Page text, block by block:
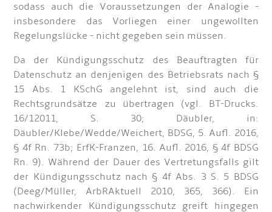
sodass auch die Voraussetzungen der Analogie -
insbesondere das Vorliegen einer ungewollten
Regelungslücke - nicht gegeben sein müssen.
Da der Kündigungsschutz des Beauftragten für
Datenschutz an denjenigen des Betriebsrats nach §
15 Abs. 1 KSchG angelehnt ist, sind auch die
Rechtsgrundsätze zu übertragen (vgl. BT-Drucks.
16/12011, S. 30; Däubler, in:
Däubler/Klebe/Wedde/Weichert, BDSG, 5. Aufl. 2016,
§ 4f Rn. 73b; ErfK-Franzen, 16. Aufl. 2016, § 4f BDSG
Rn. 9). Während der Dauer des Vertretungsfalls gilt
der Kündigungsschutz nach § 4f Abs. 3 S. 5 BDSG
(Deeg/Müller, ArbRAktuell 2010, 365, 366). Ein
nachwirkender Kündigungsschutz greift hingegen